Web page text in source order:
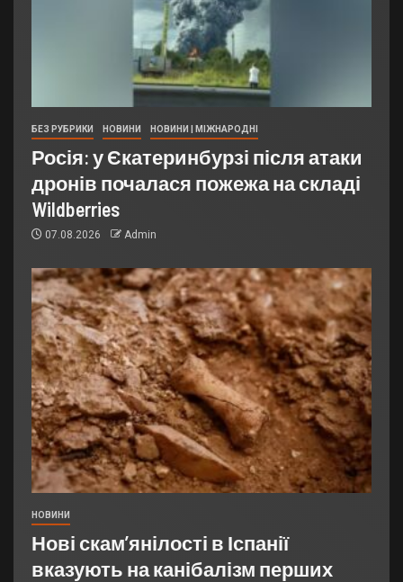
БЕЗ РУБРИКИ НОВИНИ НОВИНИ | МІЖНАРОДНІ
Росія: у Єкатеринбурзі після атаки
дронів почалася пожежа на складі
Wildberries
07.08.2026 Admin
НОВИНИ
Нові скам’янілості в Іспанії
вказують на канібалізм перших